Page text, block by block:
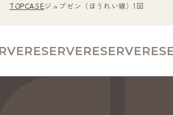
TOPCASEジュブゼン（ほうれい線）1回
RESERVERESERVE